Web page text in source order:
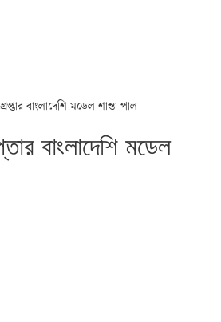
বাংলাদেশি মডেল শান্তা পাল
বাংলাদেশি মডেল